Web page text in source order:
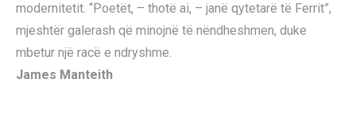
modernitetit. “Poetët, – thotë ai, – janë qytetarë të Ferrit”,
mjeshtër galerash që minojnë të nëndheshmen, duke
mbetur një racë e ndryshme.
James Manteith